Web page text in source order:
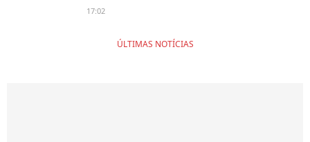
17:02
ÚLTIMAS NOTÍCIAS